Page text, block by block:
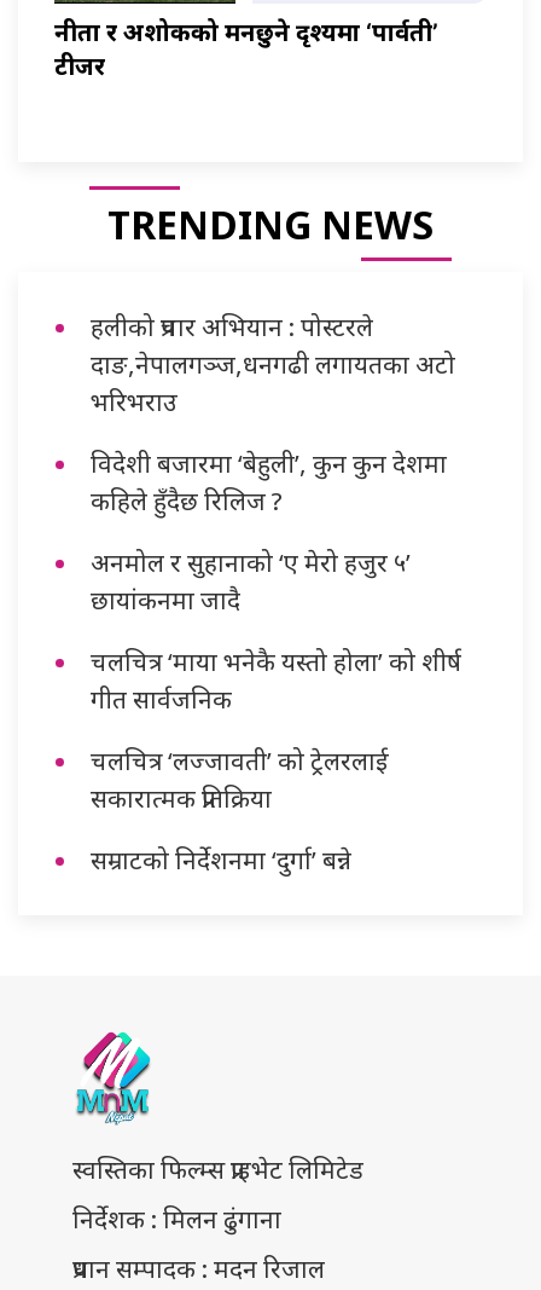
नीता र अशोकको मनछुने दृश्यमा ‘पार्वती’
टीजर
TRENDING NEWS
हलीको प्रचार अभियान : पोस्टरले
दाङ,नेपालगञ्ज,धनगढी लगायतका अटो
भरिभराउ
विदेशी बजारमा ‘बेहुली’, कुन कुन देशमा
कहिले हुँदैछ रिलिज ?
अनमोल र सुहानाको ‘ए मेरो हजुर ५’
छायांकनमा जादै
चलचित्र ‘माया भनेकै यस्तो होला’ को शीर्ष
गीत सार्वजनिक
चलचित्र ‘लज्जावती’ को ट्रेलरलाई
सकारात्मक प्रतिक्रिया
सम्राटको निर्देशनमा ‘दुर्गा’ बन्ने
स्वस्तिका फिल्म्स प्राइभेट लिमिटेड
निर्देशक : मिलन ढुंगाना
प्रधान सम्पादक : मदन रिजाल